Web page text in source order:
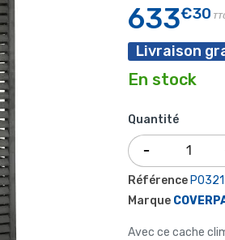
633€30
Livraison
En stock
Quantité
Référence
Marque
Avec ce cache